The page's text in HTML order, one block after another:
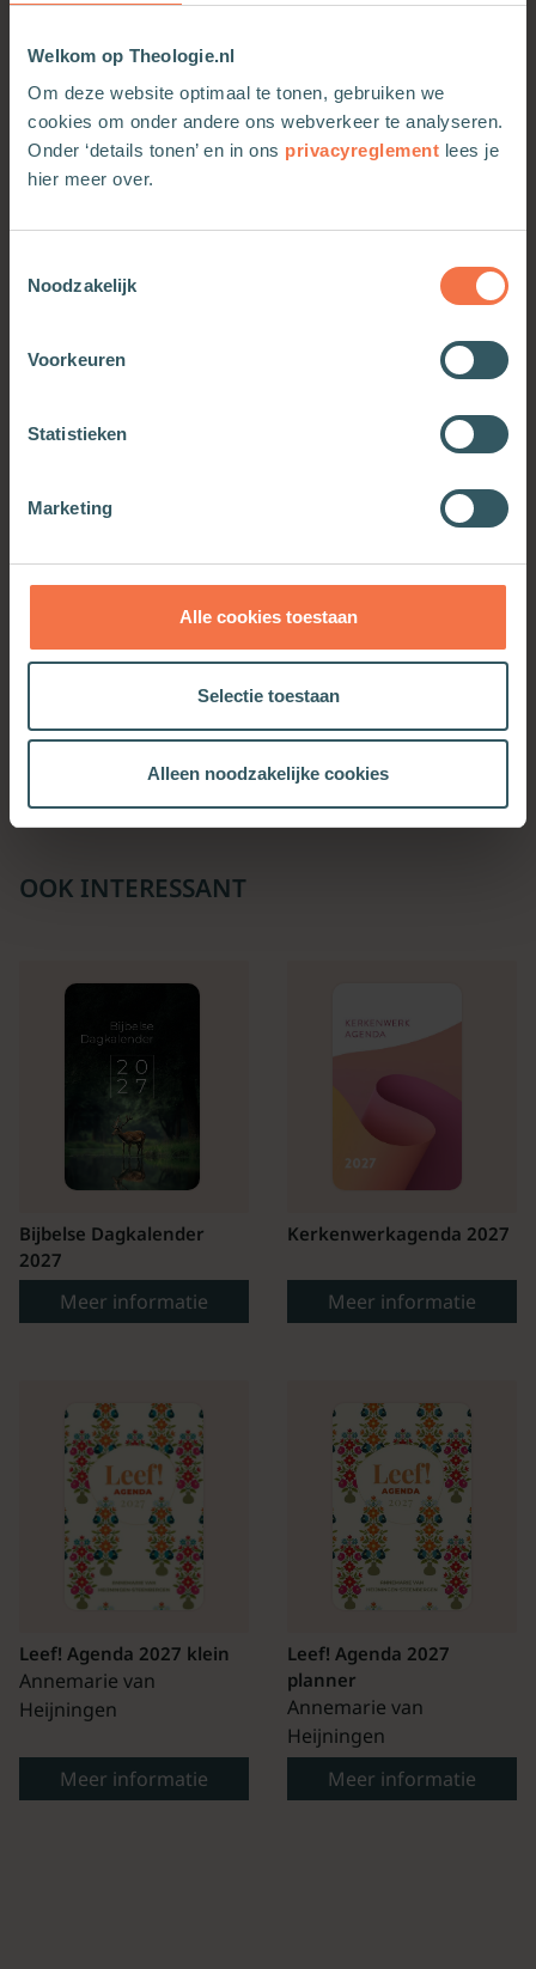
Welkom op Theologie.nl
Om deze website optimaal te tonen, gebruiken we
cookies om onder andere ons webverkeer te analyseren.
Onder ‘details tonen’ en in ons privacyreglement lees je
hier meer over.
Noodzakelijk
Voorkeuren
Statistieken
Marketing
Alle cookies toestaan
Selectie toestaan
Alleen noodzakelijke cookies
zijn
De kunst om gelukkig te
Meer informatie
Meer informatie
OOK INTERESSANT
Bijbelse Dagkalender
2027
Meer informatie
Kerkenwerkagenda 2027
Meer informatie
Leef! Agenda 2027 klein
Annemarie van
Heijningen
Meer informatie
Leef! Agenda 2027
planner
Annemarie van
Heijningen
Meer informatie